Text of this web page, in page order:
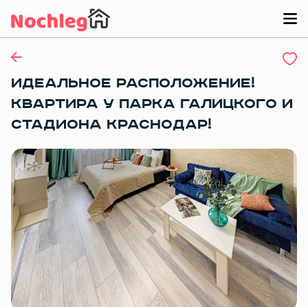
ИДЕАЛЬНОЕ РАСПОЛОЖЕНИЕ!
КВАРТИРА У ПАРКА ГАЛИЦКОГО И
СТАДИОНА КРАСНОДАР!